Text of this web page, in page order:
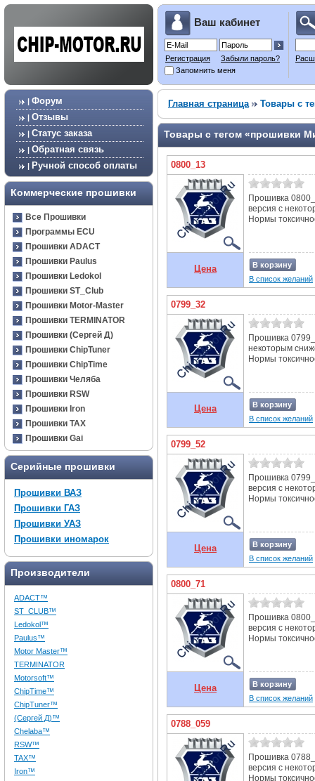
Ваш кабинет
Регистрация
Забыли пароль?
Запомнить меня
| Форум
| Отзывы
| Статус заказа
| Обратная связь
| Ручной способ оплаты
Коммерческие прошивки
Все Прошивки
Программы ECU
Прошивки ADACT
Прошивки Paulus
Прошивки Ledokol
Прошивки ST_Club
Прошивки Motor-Master
Прошивки TERMINATOR
Прошивки (Сергей Д)
Прошивки ChipTuner
Прошивки ChipTime
Прошивки Челяба
Прошивки RSW
Прошивки Iron
Прошивки TAX
Прошивки Gai
Серийные прошивки
Прошивки ВАЗ
Прошивки ГАЗ
Прошивки УАЗ
Прошивки иномарок
Производители
ADACT™
ST_CLUB™
Ledokol™
Paulus™
Motor Master™
TERMINATOR
Motorsoft™
ChipTime™
ChipTuner™
(Сергей Д)™
Chelaba™
RSW™
TAX™
Iron™
Главная страница Товары с
Товары с тегом «прошивки
0800_13
Прошивка
версия с
Нормы
Цена
В корзину
В список желаний
0799_32
Прошивка
некоторым
Нормы
Цена
В корзину
В список желаний
0799_52
Прошивка
версия с
Нормы
Цена
В корзину
В список желаний
0800_71
Прошивка
версия с
Нормы
Цена
В корзину
В список желаний
0788_059
Прошивка
версия с
Нормы